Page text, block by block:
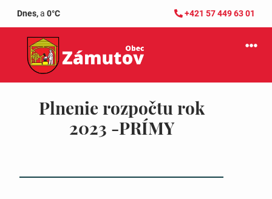
Dnes,a 0°C +421 57 449 63 01
Plnenie rozpočtu rok
2023 -PRÍMY